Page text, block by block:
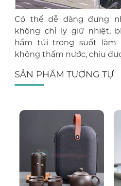
Có thể dễ dàng đựng
không chỉ ly giữ nhiệt,
hẩm túi trong suốt làm
không thấm nước, chịu
SẢN PHẨM TƯƠNG TỰ